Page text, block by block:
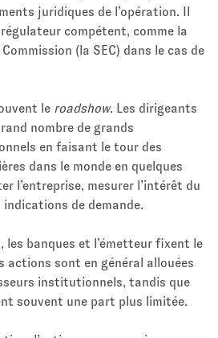
juridiques de l’opération. Il
compétent, comme la
(la SEC) dans le cas de
le roadshow. Les dirigeants
nombre de grands
en faisant le tour des
dans le monde en quelques
l’entreprise, mesurer l’intérêt du
de demande.
les banques et l’émetteur fixent le
actions sont en général allouées
institutionnels, tandis que
souvent une part plus limitée.